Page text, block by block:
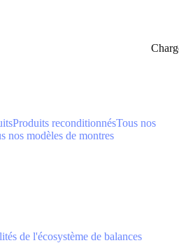
Produits reconditionnésTous nos
nos modèles de montres
de l'écosystème de balances